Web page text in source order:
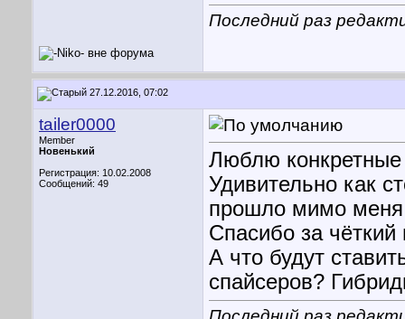
Последний раз
27.12.2016, 07:02
tailer0000
Member
Новенький
Регистрация: 10.02.2008
Сообщений: 49
Люблю конкретные
Удивительно как
прошло мимо
Спасибо за чёткий
А что будут
спайсеров?